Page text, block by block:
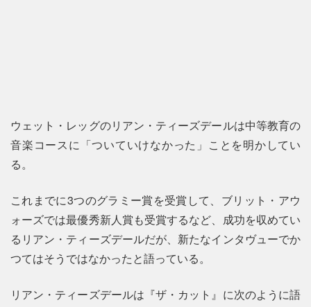
ウェット・レッグのリアン・ティーズデールは中等教育の
音楽コースに「ついていけなかった」ことを明かしてい
る。
これまでに3つのグラミー賞を受賞して、ブリット・アウ
ォーズでは最優秀新人賞も受賞するなど、成功を収めてい
るリアン・ティーズデールだが、新たなインタヴューでか
つてはそうではなかったと語っている。
リアン・ティーズデールは『ザ・カット』に次のように語